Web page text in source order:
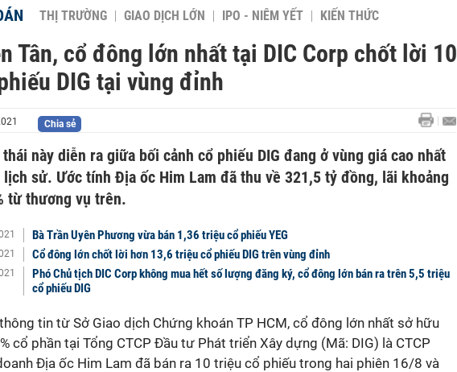
THỊ TRƯỜNG GIAO DỊCH LỚN IPO - NIÊM YẾT KIẾN THỨC
Tân, cổ đông lớn nhất tại DIC Corp chốt lời 10
DIG tại vùng đỉnh
Chia sẻ
này diễn ra giữa bối cảnh cổ phiếu DIG đang ở vùng giá cao nhất
sử. Ước tính Địa ốc Him Lam đã thu về 321,5 tỷ đồng, lãi khoảng
từ thương vụ trên.
Bà Trần Uyên Phương vừa bán 1,36 triệu cổ phiếu YEG
Cổ đông lớn chốt lời hơn 13,6 triệu cổ phiếu DIG trên vùng đỉnh
Phó Chủ tịch DIC Corp không mua hết số lượng đăng ký, cổ đông lớn bán ra trên 5,5 triệu
cổ phiếu DIG
tin từ Sở Giao dịch Chứng khoán TP HCM, cổ đông lớn nhất sở hữu
cổ phần tại Tổng CTCP Đầu tư Phát triển Xây dựng (Mã: DIG) là CTCP
Địa ốc Him Lam đã bán ra 10 triệu cổ phiếu trong hai phiên 16/8 và